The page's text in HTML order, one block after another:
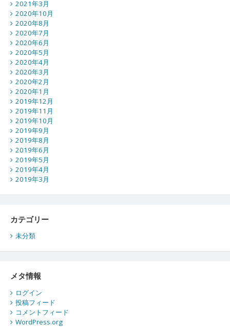
2021年3月
2020年10月
2020年8月
2020年7月
2020年6月
2020年5月
2020年4月
2020年3月
2020年2月
2020年1月
2019年12月
2019年11月
2019年10月
2019年9月
2019年8月
2019年6月
2019年5月
2019年4月
2019年3月
カテゴリー
未分類
メタ情報
ログイン
投稿フィード
コメントフィード
WordPress.org